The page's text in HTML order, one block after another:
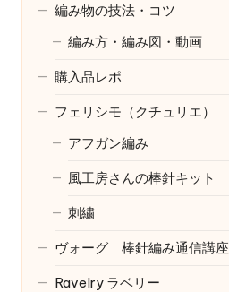
編み物の技法・コツ
編み方・編み図・動画
購入品レポ
フェリシモ（クチュリエ）
アフガン編み
風工房さんの棒針キット
刺繍
ヴォーグ 棒針編み通信講座
Ravelry ラベリー